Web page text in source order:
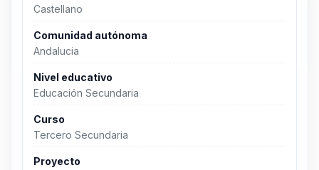
Castellano
Comunidad autónoma
Andalucia
Nivel educativo
Educación Secundaria
Curso
Tercero Secundaria
Proyecto